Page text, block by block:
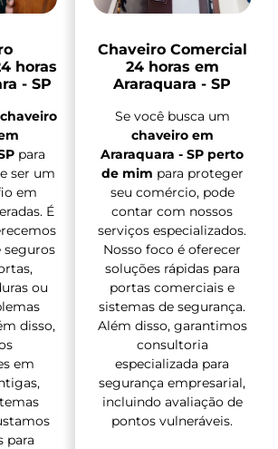
horas
- SP
chaveiro
para
ser um
em
É
seguros
ou
disso,
em
para
Chaveiro Comercial
24 horas em
Araraquara - SP
Se você busca um
chaveiro em
Araraquara - SP perto
de mim para proteger
seu comércio, pode
contar com nossos
serviços especializados.
Nosso foco é oferecer
soluções rápidas para
portas comerciais e
sistemas de segurança.
Além disso, garantimos
consultoria
especializada para
segurança empresarial,
incluindo avaliação de
pontos vulneráveis.